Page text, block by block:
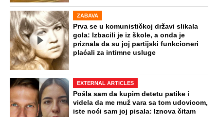
ZABAVA
Prva se u komunističkoj državi slikala
gola: Izbacili je iz škole, a onda je
priznala da su joj partijski funkcioneri
plaćali za intimne usluge
EXTERNAL ARTICLES
Pošla sam da kupim detetu patike i
videla da me muž vara sa tom udovicom,
iste noći sam joj pisala: Iznova čitam